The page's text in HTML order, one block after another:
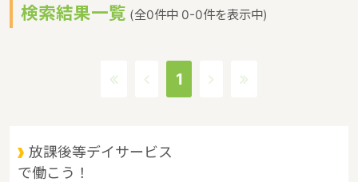
検索結果一覧 (全0件中 0-0件を表示中)
1
放課後等デイサービス
で働こう！